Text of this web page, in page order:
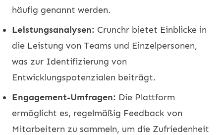
häufig genannt werden.
Leistungsanalysen: Crunchr bietet Einblicke in
die Leistung von Teams und Einzelpersonen,
was zur Identifizierung von
Entwicklungspotenzialen beiträgt.
Engagement-Umfragen: Die Plattform
ermöglicht es, regelmäßig Feedback von
Mitarbeitern zu sammeln, um die Zufriedenheit